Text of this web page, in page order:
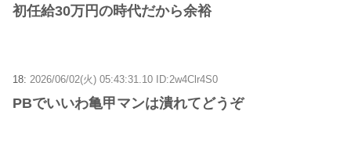
初任給30万円の時代だから余裕
18: 2026/06/02(火) 05:43:31.10 ID:2w4Clr4S0
PBでいいわ亀甲マンは潰れてどうぞ